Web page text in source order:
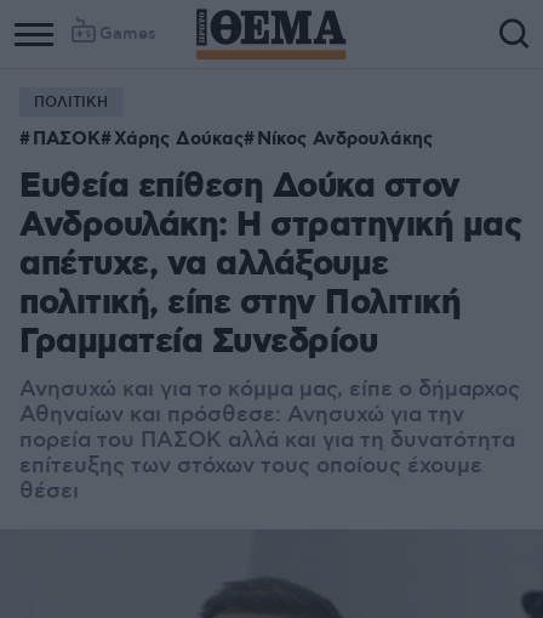
Games
ΠΟΛΙΤΙΚΗ
ΠΑΣΟΚ Χάρης Δούκας Νίκος Ανδρουλάκης
Ευθεία επίθεση Δούκα στον
Ανδρουλάκη: Η στρατηγική μας
απέτυχε, να αλλάξουμε
πολιτική, είπε στην Πολιτική
Γραμματεία Συνεδρίου
Ανησυχώ και για το κόμμα μας, είπε ο δήμαρχος
Αθηναίων και πρόσθεσε: Ανησυχώ για την
πορεία του ΠΑΣΟΚ αλλά και για τη δυνατότητα
επίτευξης των στόχων τους οποίους έχουμε
θέσει